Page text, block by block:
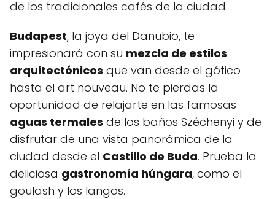
de los tradicionales cafés de la ciudad.
Budapest, la joya del Danubio, te
impresionará con su mezcla de estilos
arquitectónicos que van desde el gótico
hasta el art nouveau. No te pierdas la
oportunidad de relajarte en las famosas
aguas termales de los baños Széchenyi y de
disfrutar de una vista panorámica de la
ciudad desde el Castillo de Buda. Prueba la
deliciosa gastronomía húngara, como el
goulash y los langos.